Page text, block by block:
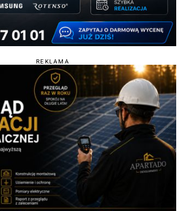
REKLAMA